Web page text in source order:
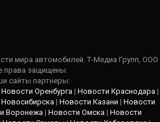
мира автомобилей. Т-Медиа Групп, ООО
права защищены.
сайты партнеры:
Новости Оренбурга | Новости Краснодара |
| Новости Казани | Новости
Воронежа | Новости Омска | Новости